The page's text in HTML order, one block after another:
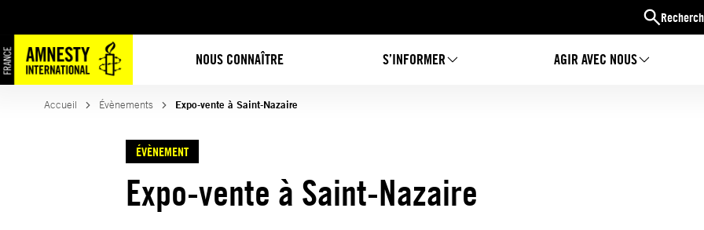
NOUS CONNAÎTRE S’INFORMER AGIR AVEC NOUS
Accueil Évènements Expo-vente à Saint-Nazaire
ÉVÈNEMENT
Expo-vente à Saint-Nazaire